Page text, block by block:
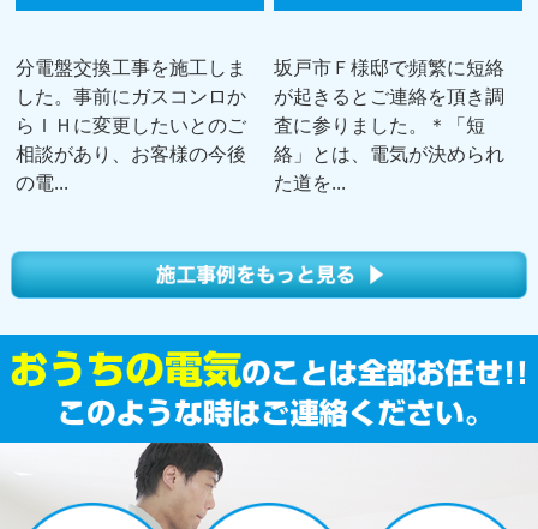
分電盤交換工事を施工しま
した。事前にガスコンロか
らＩＨに変更したいとのご
相談があり、お客様の今後
の電...
坂戸市Ｆ様邸で頻繁に短絡
が起きるとご連絡を頂き調
査に参りました。＊「短
絡」とは、電気が決められ
た道を...